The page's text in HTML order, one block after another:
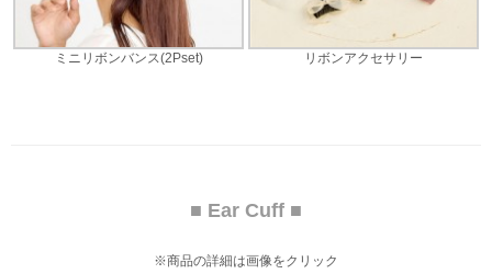
ミニリボンバンス(2Pset) リボンアクセサリー
■ Ear Cuff ■
※商品の詳細は画像をクリック